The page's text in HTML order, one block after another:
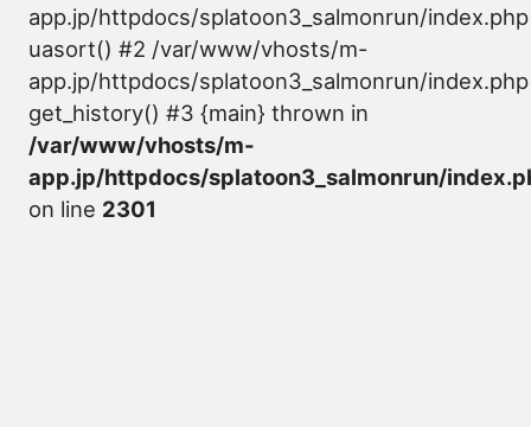
app.jp/httpdocs/splatoon3_salmonrun/
uasort() #2 /var/www/vhosts/m-
app.jp/httpdocs/splatoon3_salmonrun/
get_history() #3 {main} thrown in
/var/www/vhosts/m-
app.jp/httpdocs/splatoon3_salmonrun/
on line 2301